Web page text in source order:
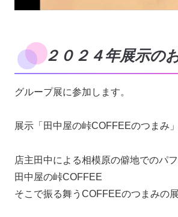
２０２４年展示の
グループ展に参加します。
展示「田中屋の峠COFFEEのつまみ」
店主田中による相模原の僻地でのパ
田中屋の峠COFFEE
そこで振る舞うCOFFEEのつまみの展